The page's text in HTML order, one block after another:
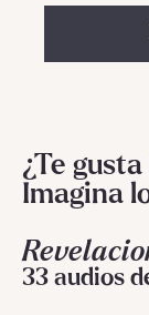
¿Te
Imagina
33 audios